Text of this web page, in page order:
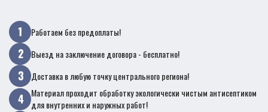
Работаем без предоплаты!
Выезд на заключение договора - бесплатно!
Доставка в любую точку центрального региона!
Материал проходит обработку экологически чистым антисептиком
для внутренних и наружных работ!